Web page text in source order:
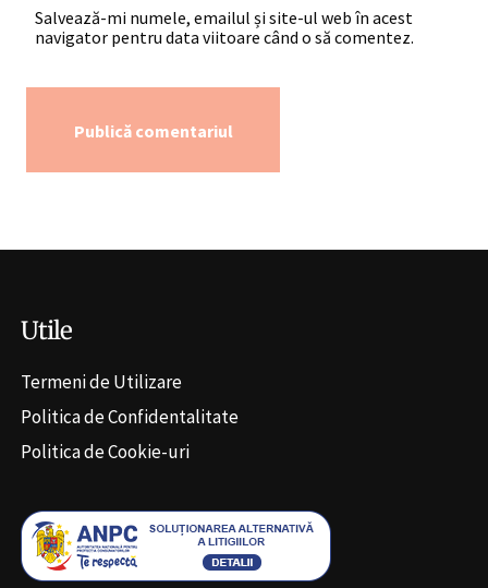
Salvează-mi numele, emailul și site-ul web în acest
navigator pentru data viitoare când o să comentez.
Utile
Termeni de Utilizare
Politica de Confidentalitate
Politica de Cookie-uri